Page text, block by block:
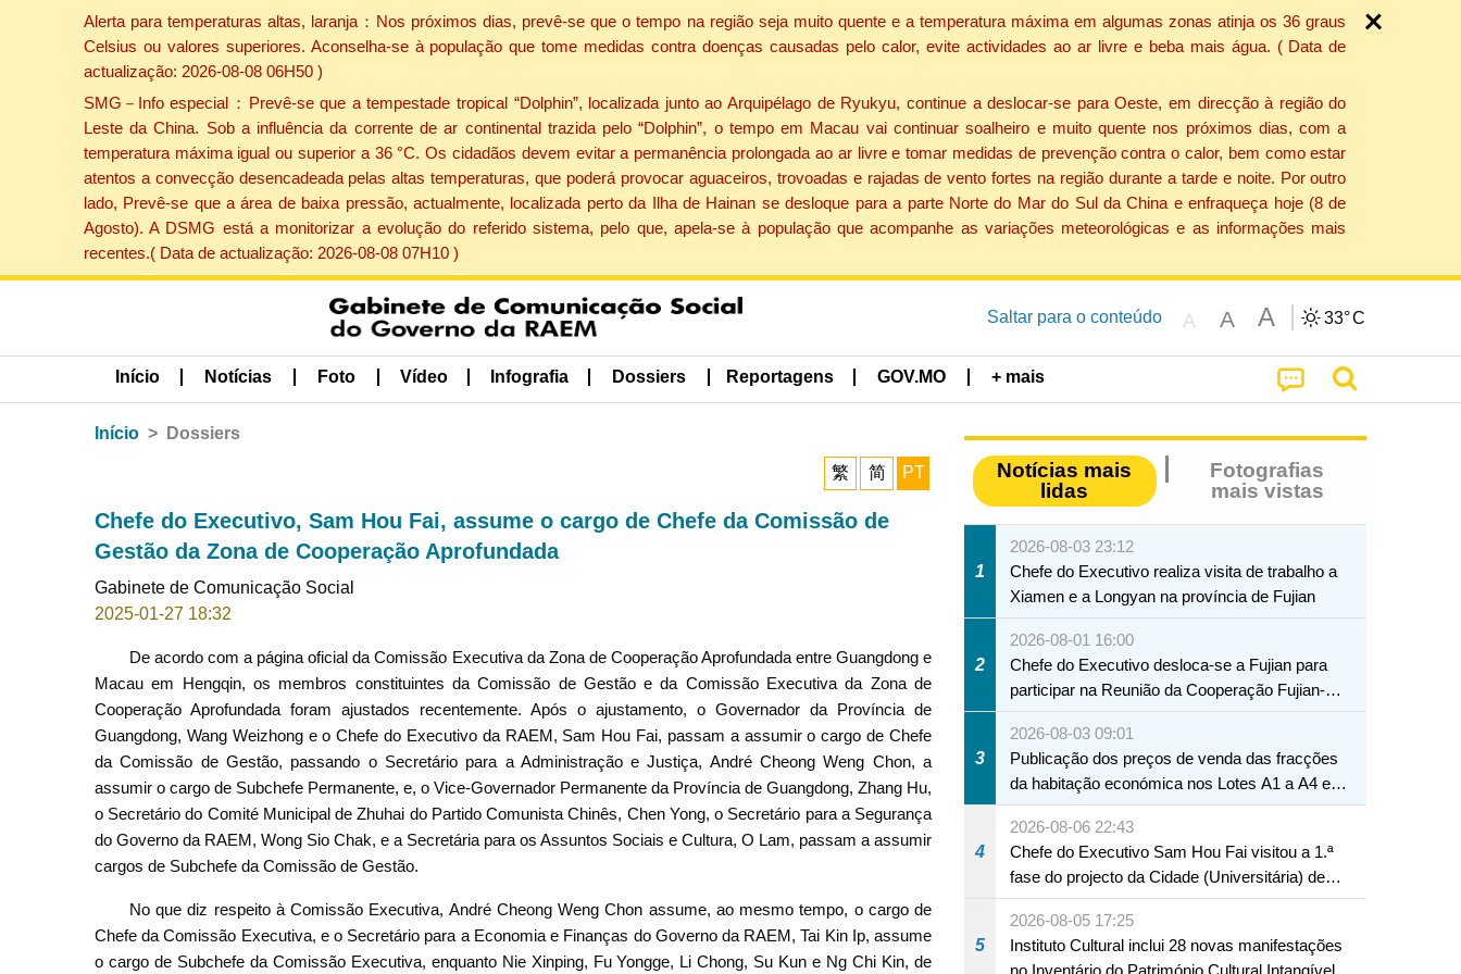
Alerta para temperaturas altas, laranja：Nos próximos dias, prevê-se que o tempo na região seja muito quente e a temperatura máxima em algumas zonas atinja os 36 graus
Celsius ou valores superiores. Aconselha-se à população que tome medidas contra doenças causadas pelo calor, evite actividades ao ar livre e beba mais água. ( Data de
actualização: 2026-08-08 06H50 )
SMG－Info especial：Prevê-se que a tempestade tropical “Dolphin”, localizada junto ao Arquipélago de Ryukyu, continue a deslocar-se para Oeste, em direcção à região do
Leste da China. Sob a influência da corrente de ar continental trazida pelo “Dolphin”, o tempo em Macau vai continuar soalheiro e muito quente nos próximos dias, com a
temperatura máxima igual ou superior a 36 °C. Os cidadãos devem evitar a permanência prolongada ao ar livre e tomar medidas de prevenção contra o calor, bem como estar
atentos a convecção desencadeada pelas altas temperaturas, que poderá provocar aguaceiros, trovoadas e rajadas de vento fortes na região durante a tarde e noite. Por outro
lado, Prevê-se que a área de baixa pressão, actualmente, localizada perto da Ilha de Hainan se desloque para a parte Norte do Mar do Sul da China e enfraqueça hoje (8 de
Agosto). A DSMG está a monitorizar a evolução do referido sistema, pelo que, apela-se à população que acompanhe as variações meteorológicas e as informações mais
recentes.( Data de actualização: 2026-08-08 07H10 )
Saltar para o conteúdo A A A 33°C
Início Notícias Foto Vídeo Infografia Dossiers Reportagens GOV.MO + mais
Início Dossiers
繁 简 PT
Chefe do Executivo, Sam Hou Fai, assume o cargo de Chefe da Comissão de
Gestão da Zona de Cooperação Aprofundada
Gabinete de Comunicação Social
2025-01-27 18:32
De acordo com a página oficial da Comissão Executiva da Zona de Cooperação Aprofundada entre Guangdong e
Macau em Hengqin, os membros constituintes da Comissão de Gestão e da Comissão Executiva da Zona de
Cooperação Aprofundada foram ajustados recentemente. Após o ajustamento, o Governador da Província de
Guangdong, Wang Weizhong e o Chefe do Executivo da RAEM, Sam Hou Fai, passam a assumir o cargo de Chefe
da Comissão de Gestão, passando o Secretário para a Administração e Justiça, André Cheong Weng Chon, a
assumir o cargo de Subchefe Permanente, e, o Vice-Governador Permanente da Província de Guangdong, Zhang Hu,
o Secretário do Comité Municipal de Zhuhai do Partido Comunista Chinês, Chen Yong, o Secretário para a Segurança
do Governo da RAEM, Wong Sio Chak, e a Secretária para os Assuntos Sociais e Cultura, O Lam, passam a assumir
cargos de Subchefe da Comissão de Gestão.
No que diz respeito à Comissão Executiva, André Cheong Weng Chon assume, ao mesmo tempo, o cargo de
Chefe da Comissão Executiva, e o Secretário para a Economia e Finanças do Governo da RAEM, Tai Kin Ip, assume
o cargo de Subchefe da Comissão Executiva, enquanto Nie Xinping, Fu Yongge, Li Chong, Su Kun e Ng Chi Kin, de
Notícias mais
lidas
Fotografias
mais vistas
1
2026-08-03 23:12
Chefe do Executivo realiza visita de trabalho a
Xiamen e a Longyan na província de Fujian
2
2026-08-01 16:00
Chefe do Executivo desloca-se a Fujian para
participar na Reunião da Cooperação Fujian-
Macau
3
2026-08-03 09:01
Publicação dos preços de venda das fracções
da habitação económica nos Lotes A1 a A4 e
A12 da Zona A dos Novos Aterros
4
2026-08-06 22:43
Chefe do Executivo Sam Hou Fai visitou a 1.ª
fase do projecto da Cidade (Universitária) de
Educação Internacional de Macau e Hengqin
5
2026-08-05 17:25
Instituto Cultural inclui 28 novas manifestações